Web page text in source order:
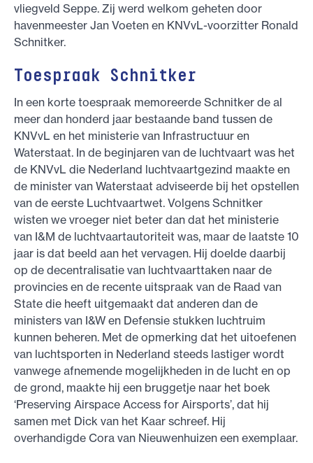
vliegveld Seppe. Zij werd welkom geheten door
havenmeester Jan Voeten en KNVvL-voorzitter Ronald
Schnitker.
Toespraak Schnitker
In een korte toespraak memoreerde Schnitker de al
meer dan honderd jaar bestaande band tussen de
KNVvL en het ministerie van Infrastructuur en
Waterstaat. In de beginjaren van de luchtvaart was het
de KNVvL die Nederland luchtvaartgezind maakte en
de minister van Waterstaat adviseerde bij het opstellen
van de eerste Luchtvaartwet. Volgens Schnitker
wisten we vroeger niet beter dan dat het ministerie
van I&M de luchtvaartautoriteit was, maar de laatste 10
jaar is dat beeld aan het vervagen. Hij doelde daarbij
op de decentralisatie van luchtvaarttaken naar de
provincies en de recente uitspraak van de Raad van
State die heeft uitgemaakt dat anderen dan de
ministers van I&W en Defensie stukken luchtruim
kunnen beheren. Met de opmerking dat het uitoefenen
van luchtsporten in Nederland steeds lastiger wordt
vanwege afnemende mogelijkheden in de lucht en op
de grond, maakte hij een bruggetje naar het boek
‘Preserving Airspace Access for Airsports’, dat hij
samen met Dick van het Kaar schreef. Hij
overhandigde Cora van Nieuwenhuizen een exemplaar.